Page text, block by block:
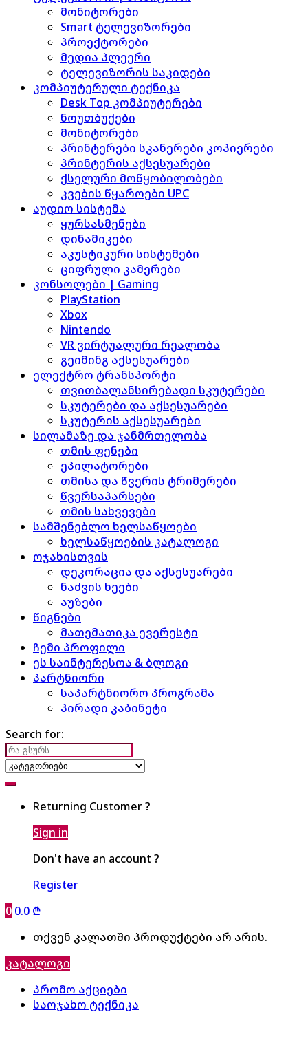
მონიტორები
Smart ტელევიზორები
პროექტორები
მედია პლეერი
ტელევიზორის საკიდები
კომპიუტერული ტექნიკა
Desk Top კომპიუტერები
ნოუთბუქები
მონიტორები
პრინტერები სკანერები კოპიერები
პრინტერის აქსესუარები
ქსელური მოწყობილობები
კვების წყაროები UPC
აუდიო სისტემა
ყურსასმენები
დინამიკები
აკუსტიკური სისტემები
ციფრული კამერები
კონსოლები | Gaming
PlayStation
Xbox
Nintendo
VR ვირტუალური რეალობა
გეიმინგ აქსესუარები
ელექტრო ტრანსპორტი
თვითბალანსირებადი სკუტერები
სკუტერები და აქსესუარები
სკუტერის აქსესუარები
სილამაზე და ჯანმრთელობა
თმის ფენები
ეპილატორები
თმისა და წვერის ტრიმერები
წვერსაპარსები
თმის სახვევები
სამშენებლო ხელსაწყოები
ხელსაწყოების კატალოგი
ოჯახისთვის
დეკორაცია და აქსესუარები
ნაძვის ხეები
აუზები
წიგნები
მათემათიკა ევერესტი
ჩემი პროფილი
ეს საინტერესოა & ბლოგი
პარტნიორი
საპარტნიორო პროგრამა
პირადი კაბინეტი
Search for:
Returning Customer ?
Sign in
Don't have an account ?
Register
0 0.0 ₾
თქვენ კალათში პროდუქტები არ არის.
კატალოგი
პრომო აქციები
საოჯახო ტექნიკა